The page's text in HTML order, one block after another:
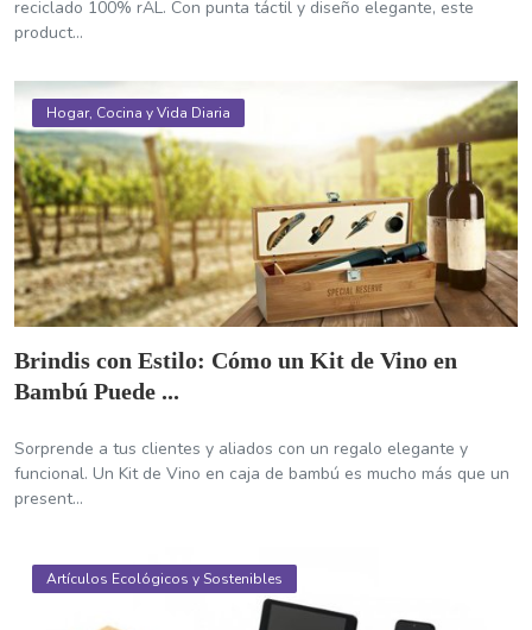
reciclado 100% rAL. Con punta táctil y diseño elegante, este
product...
Hogar, Cocina y Vida Diaria
Brindis con Estilo: Cómo un Kit de Vino en
Bambú Puede ...
Sorprende a tus clientes y aliados con un regalo elegante y
funcional. Un Kit de Vino en caja de bambú es mucho más que un
present...
Artículos Ecológicos y Sostenibles